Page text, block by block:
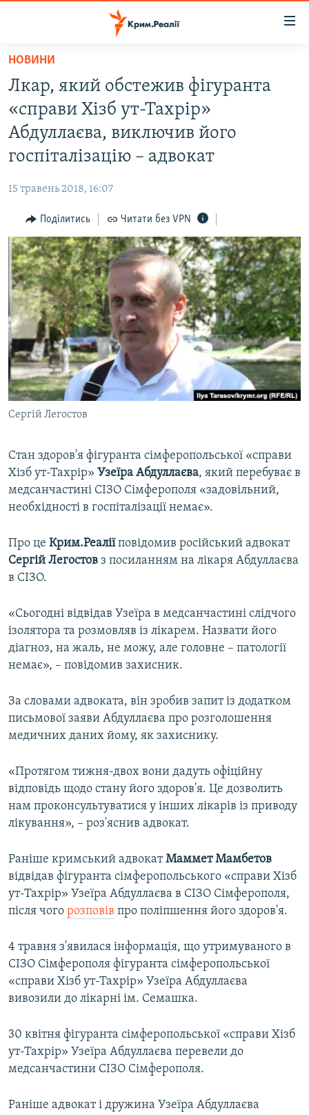
Перейти
основного
матеріалу
Перейти
до
основної
Перейти
пошуку
ВОДА.КРИМ
ВІДЕО ТА ФОТО
ПОЛІТИКА
ПОГЛЯД
ІНТЕРВ'Ю
ВСЕ ЗА ДЕНЬ
СПЕЦПРОЕКТИ
ДЕПОРТАЦІЯ
ВІДЕОУРОКИ «ELIFBE»
СВІДЧЕННЯ ОКУПАЦІЇ
УКРАЇНСЬКА ПРОБЛЕМА КРИМУ
ІНФОГРАФІКА
ЯК ОБІЙТИ БЛОКУВАННЯ
Русский
Qırımtatar
ДОЛУЧАЙСЯ!
Усі сайти RFE/RL
НОВИНИ
Лкар, який обстежив фігуранта
«справи Хізб ут-Тахрір»
Абдуллаєва, виключив його
госпіталізацію – адвокат
15 травень 2018, 16:07
Поділитись Читати без VPN
Сергій Легостов
Стан здоров'я фігуранта сімферопольської «справи
Хізб ут-Тахрір» Узеїра Абдуллаєва, який перебуває в
медсанчастині СІЗО Сімферополя «задовільний,
необхідності в госпіталізації немає».
Про це Крим.Реаліїповідомив російський адвокат
Сергій Легостов з посиланням на лікаря Абдуллаєва
в СІЗО.
«Сьогодні відвідав Узеїра в медсанчастині слідчого
ізолятора та розмовляв із лікарем. Назвати його
діагноз, на жаль, не можу, але головне – патології
немає», – повідомив захисник.
За словами адвоката, він зробив запит із додатком
письмової заяви Абдуллаєва про розголошення
медичних даних йому, як захиснику.
«Протягом тижня-двох вони дадуть офіційну
відповідь щодо стану його здоров'я. Це дозволить
нам проконсультуватися у інших лікарів із приводу
лікування», – роз'яснив адвокат.
Раніше кримський адвокатМаммет Мамбетов
відвідав фігуранта сімферопольського «справи Хізб
ут-Тахрір» Узеїра Абдуллаєва в СІЗО Сімферополя,
після чого розповів про поліпшення його здоров'я.
4 травня з'явилася інформація, що утримуваного в
СІЗО Сімферополя фігуранта сімферопольської
«справи Хізб ут-Тахрір» Узеїра Абдуллаєва
вивозили до лікарні ім. Семашка.
30 квітня фігуранта сімферопольської «справи Хізб
ут-Тахрір» Узеїра Абдуллаєва перевели до
медсанчастини СІЗО Сімферополя.
Раніше адвокат і дружина Узеїра Абдуллаєва